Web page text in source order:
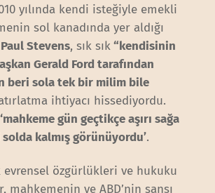
yılında kendi isteğiyle emekli
sol kanadında yer aldığı
Paul Stevens, sık sık“kendisinin
Gerald Ford tarafından
beri sola tek bir milim bile
ihtiyacı hissediyordu.
‘mahkeme gün geçtikçe aşırı sağa
kalmış görünüyordu’.
özgürlükleri ve hukuku
mahkemenin ve ABD’nin şansı